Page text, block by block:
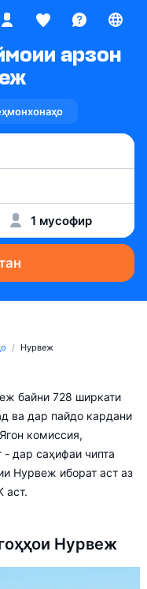
арзон
1 мусофир
Нурвеж
байни 728 ширкати
ва дар пайдо кардани
комиссия,
дар саҳифаи чипта
Нурвеж иборат аст аз
аст.
Нурвеж